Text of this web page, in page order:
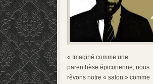
« Imaginé comme une
parenthèse épicurienne, nous
rêvons notre « salon » comme